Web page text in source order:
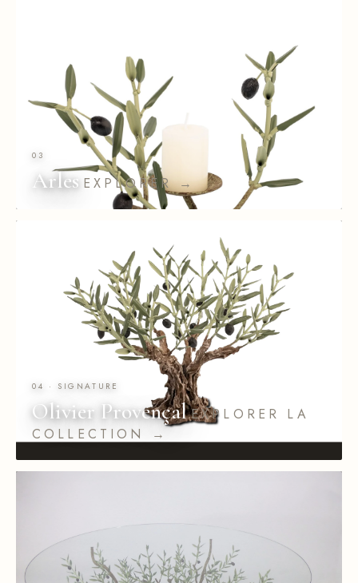
03
Arles EXPLORER →
04 · SIGNATURE
Olivier Provençal EXPLORER LA
COLLECTION →